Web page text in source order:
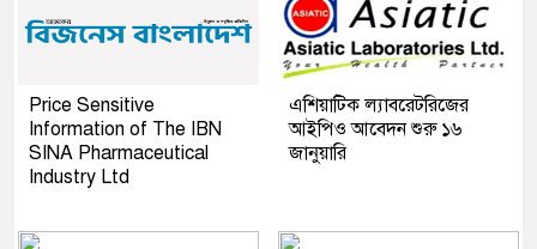
Price Sensitive
Information of The IBN
SINA Pharmaceutical
Industry Ltd
এশিয়াটিক ল্যাবরেটরিজের
আইপিও আবেদন শুরু ১৬
জানুয়ারি